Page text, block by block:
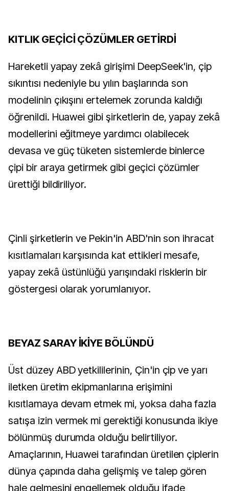
KITLIK GEÇİCİ ÇÖZÜMLER GETİRDİ
Hareketli yapay zekâ girişimi DeepSeek'in, çip
sıkıntısı nedeniyle bu yılın başlarında son
modelinin çıkışını ertelemek zorunda kaldığı
öğrenildi. Huawei gibi şirketlerin de, yapay zekâ
modellerini eğitmeye yardımcı olabilecek
devasa ve güç tüketen sistemlerde binlerce
çipi bir araya getirmek gibi geçici çözümler
ürettiği bildiriliyor.
Çinli şirketlerin ve Pekin'in ABD'nin son ihracat
kısıtlamaları karşısında kat ettikleri mesafe,
yapay zekâ üstünlüğü yarışındaki risklerin bir
göstergesi olarak yorumlanıyor.
BEYAZ SARAY İKİYE BÖLÜNDÜ
Üst düzey ABD yetkililerinin, Çin'in çip ve yarı
iletken üretim ekipmanlarına erişimini
kısıtlamaya devam etmek mi, yoksa daha fazla
satışa izin vermek mi gerektiği konusunda ikiye
bölünmüş durumda olduğu belirtiliyor.
Amaçlarının, Huawei tarafından üretilen çiplerin
dünya çapında daha gelişmiş ve talep gören
hale gelmesini engellemek olduğu ifade